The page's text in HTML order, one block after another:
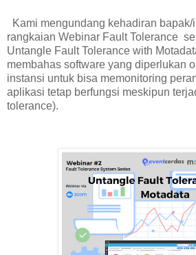
Kami mengundang kehadiran
rangkaian Webinar Fault Tolerance
Untangle Fault Tolerance with
membahas software yang diperlukan
instansi untuk bisa memonitoring
aplikasi tetap berfungsi meskipun
tolerance).